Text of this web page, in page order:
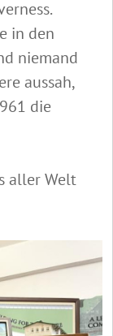
in den
niemand
aussah,
die
aller Welt